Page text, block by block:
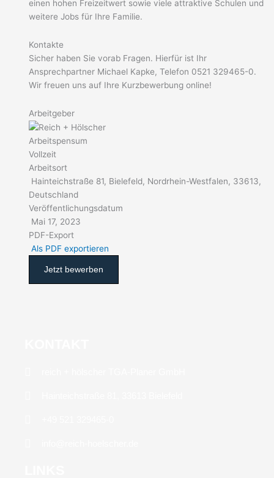
einen hohen Freizeitwert sowie viele attraktive Schulen und
weitere Jobs für Ihre Familie.
Kontakte
Sicher haben Sie vorab Fragen. Hierfür ist Ihr
Ansprechpartner Michael Kapke, Telefon 0521 329465-0.
Wir freuen uns auf Ihre Kurzbewerbung online!
Arbeitgeber
Arbeitspensum
Vollzeit
Arbeitsort
Hainteichstraße 81, Bielefeld, Nordrhein-Westfalen, 33613,
Deutschland
Veröffentlichungsdatum
Mai 17, 2023
PDF-Export
Als PDF exportieren
Jetzt bewerben